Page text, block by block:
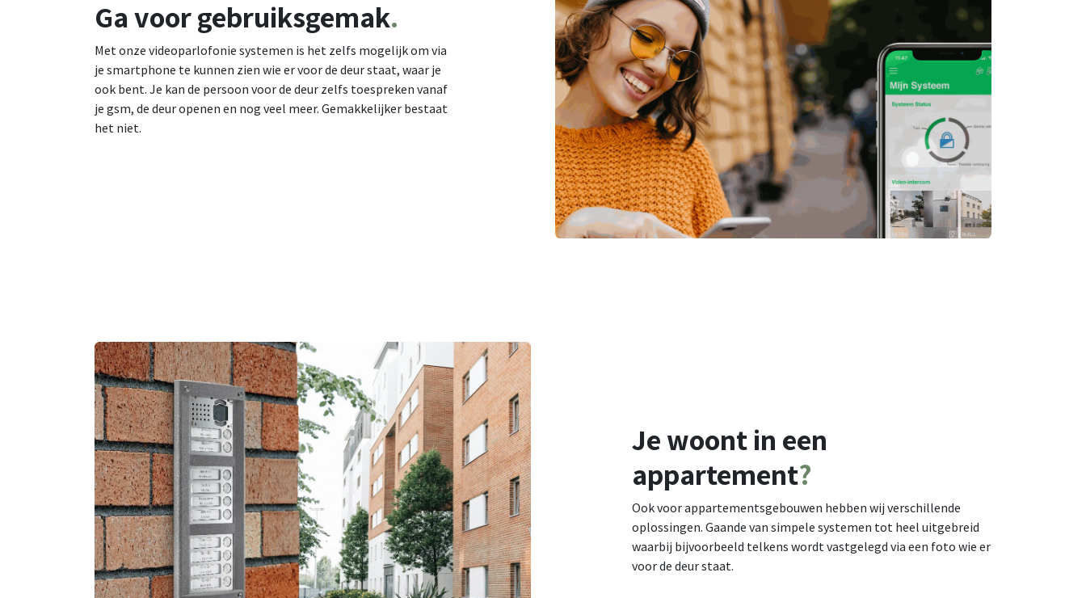
Ga voorgebruiksgemak.
Met onze videoparlofonie systemen is het zelfs mogelijk om via
je smartphone te kunnen zien wie er voor de deur staat, waar je
ook bent. Je kan de persoon voor de deur zelfs toespreken vanaf
je gsm, de deur openen en nog veel meer. Gemakkelijker bestaat
het niet.
Je woont in een
appartement?
Ook voor appartementsgebouwen hebben wij verschillende
oplossingen. Gaande van simpele systemen tot heel uitgebreid
waarbij bijvoorbeeld telkens wordt vastgelegd via een foto wie er
voor de deur staat.